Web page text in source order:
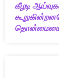
கீழடி
தொன்மையைக்